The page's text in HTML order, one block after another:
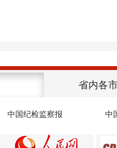
省内各
中国纪检监察报 中